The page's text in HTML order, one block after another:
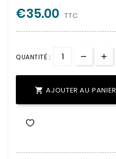
€35.00 TTC
QUANTITÉ :
 AJOUTER AU PANIER